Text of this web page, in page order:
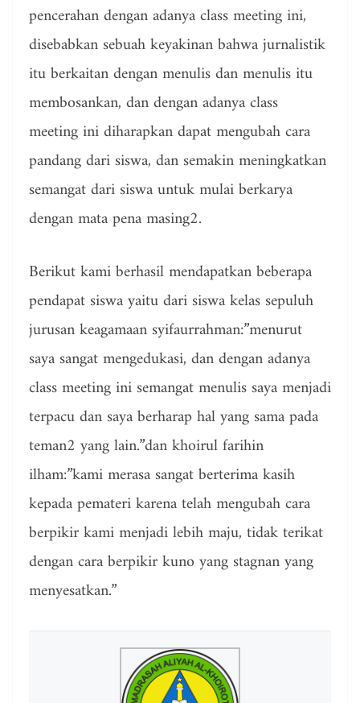
pencerahan dengan adanya class meeting ini,
disebabkan sebuah keyakinan bahwa jurnalistik
itu berkaitan dengan menulis dan menulis itu
membosankan, dan dengan adanya class
meeting ini diharapkan dapat mengubah cara
pandang dari siswa, dan semakin meningkatkan
semangat dari siswa untuk mulai berkarya
dengan mata pena masing2.
Berikut kami berhasil mendapatkan beberapa
pendapat siswa yaitu dari siswa kelas sepuluh
jurusan keagamaan syifaurrahman:”menurut
saya sangat mengedukasi, dan dengan adanya
class meeting ini semangat menulis saya menjadi
terpacu dan saya berharap hal yang sama pada
teman2 yang lain.”dan khoirul farihin
ilham:”kami merasa sangat berterima kasih
kepada pemateri karena telah mengubah cara
berpikir kami menjadi lebih maju, tidak terikat
dengan cara berpikir kuno yang stagnan yang
menyesatkan.”